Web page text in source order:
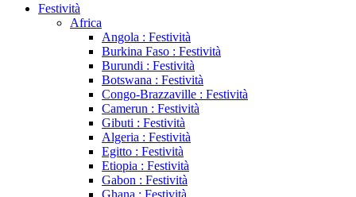
Festività
Africa
Angola : Festività
Burkina Faso : Festività
Burundi : Festività
Botswana : Festività
Congo-Brazzaville : Festività
Camerun : Festività
Gibuti : Festività
Algeria : Festività
Egitto : Festività
Etiopia : Festività
Gabon : Festività
Ghana : Festività